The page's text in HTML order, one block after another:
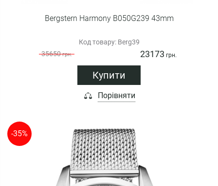
Bergstern Harmony B050G239 43mm
Код товару: Berg39
35650грн. 23173 грн.
Купити
Порівняти
-35%